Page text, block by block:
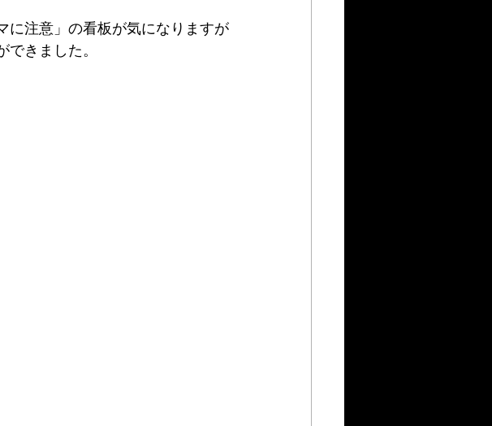
に注意」の看板が気になりますが
きました。